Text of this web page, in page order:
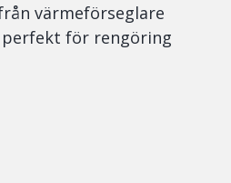
värmeförseglare
perfekt för rengöring